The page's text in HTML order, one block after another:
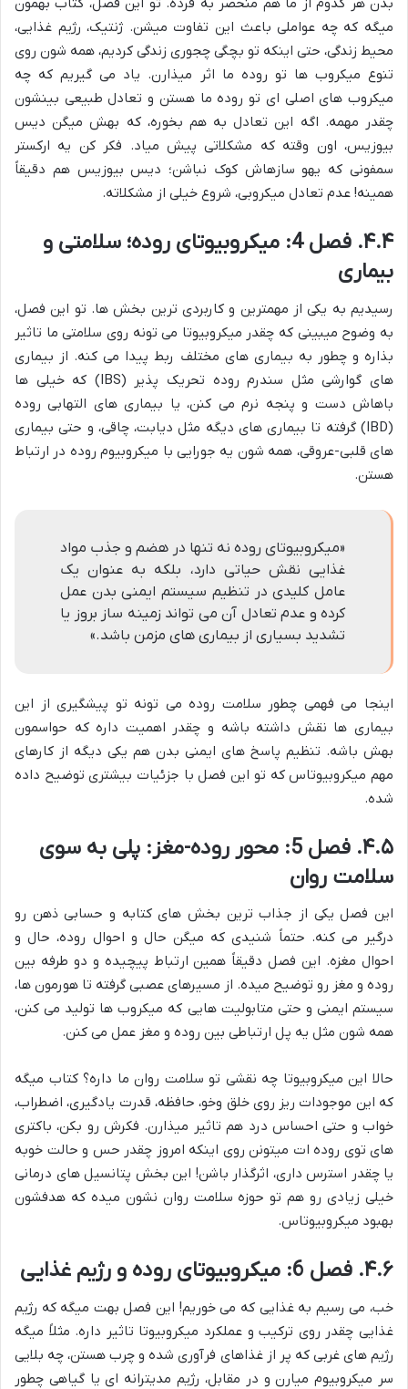
بدن هر کدوم از ما هم منحصر به فرده. تو این فصل، کتاب بهمون
میگه که چه عواملی باعث این تفاوت میشن. ژنتیک، رژیم غذایی،
محیط زندگی، حتی اینکه تو بچگی چجوری زندگی کردیم، همه شون روی
تنوع میکروب ها تو روده ما اثر میذارن. یاد می گیریم که چه
میکروب های اصلی ای تو روده ما هستن و تعادل طبیعی بینشون
چقدر مهمه. اگه این تعادل به هم بخوره، که بهش میگن دیس
بیوزیس، اون وقته که مشکلاتی پیش میاد. فکر کن یه ارکستر
سمفونی که یهو سازهاش کوک نباشن؛ دیس بیوزیس هم دقیقاً
همینه! عدم تعادل میکروبی، شروع خیلی از مشکلاته.
۴.۴. فصل 4: میکروبیوتای روده؛ سلامتی و
بیماری
رسیدیم به یکی از مهمترین و کاربردی ترین بخش ها. تو این فصل،
به وضوح میبینی که چقدر میکروبیوتا می تونه روی سلامتی ما تاثیر
بذاره و چطور به بیماری های مختلف ربط پیدا می کنه. از بیماری
های گوارشی مثل سندرم روده تحریک پذیر (IBS) که خیلی ها
باهاش دست و پنجه نرم می کنن، یا بیماری های التهابی روده
(IBD) گرفته تا بیماری های دیگه مثل دیابت، چاقی، و حتی بیماری
های قلبی-عروقی، همه شون یه جورایی با میکروبیوم روده در ارتباط
هستن.
«میکروبیوتای روده نه تنها در هضم و جذب مواد
غذایی نقش حیاتی دارد، بلکه به عنوان یک
عامل کلیدی در تنظیم سیستم ایمنی بدن عمل
کرده و عدم تعادل آن می تواند زمینه ساز بروز یا
تشدید بسیاری از بیماری های مزمن باشد.»
اینجا می فهمی چطور سلامت روده می تونه تو پیشگیری از این
بیماری ها نقش داشته باشه و چقدر اهمیت داره که حواسمون
بهش باشه. تنظیم پاسخ های ایمنی بدن هم یکی دیگه از کارهای
مهم میکروبیوتاس که تو این فصل با جزئیات بیشتری توضیح داده
شده.
۴.۵. فصل 5: محور روده-مغز: پلی به سوی
سلامت روان
این فصل یکی از جذاب ترین بخش های کتابه و حسابی ذهن رو
درگیر می کنه. حتماً شنیدی که میگن حال و احوال روده، حال و
احوال مغزه. این فصل دقیقاً همین ارتباط پیچیده و دو طرفه بین
روده و مغز رو توضیح میده. از مسیرهای عصبی گرفته تا هورمون ها،
سیستم ایمنی و حتی متابولیت هایی که میکروب ها تولید می کنن،
همه شون مثل یه پل ارتباطی بین روده و مغز عمل می کنن.
حالا این میکروبیوتا چه نقشی تو سلامت روان ما داره؟ کتاب میگه
که این موجودات ریز روی خلق وخو، حافظه، قدرت یادگیری، اضطراب،
خواب و حتی احساس درد هم تاثیر میذارن. فکرش رو بکن، باکتری
های توی روده ات میتونن روی اینکه امروز چقدر حس و حالت خوبه
یا چقدر استرس داری، اثرگذار باشن! این بخش پتانسیل های درمانی
خیلی زیادی رو هم تو حوزه سلامت روان نشون میده که هدفشون
بهبود میکروبیوتاس.
۴.۶. فصل 6: میکروبیوتای روده و رژیم غذایی
خب، می رسیم به غذایی که می خوریم! این فصل بهت میگه که رژیم
غذایی چقدر روی ترکیب و عملکرد میکروبیوتا تاثیر داره. مثلاً میگه
رژیم های غربی که پر از غذاهای فرآوری شده و چرب هستن، چه بلایی
سر میکروبیوم میارن و در مقابل، رژیم مدیترانه ای یا گیاهی چطور